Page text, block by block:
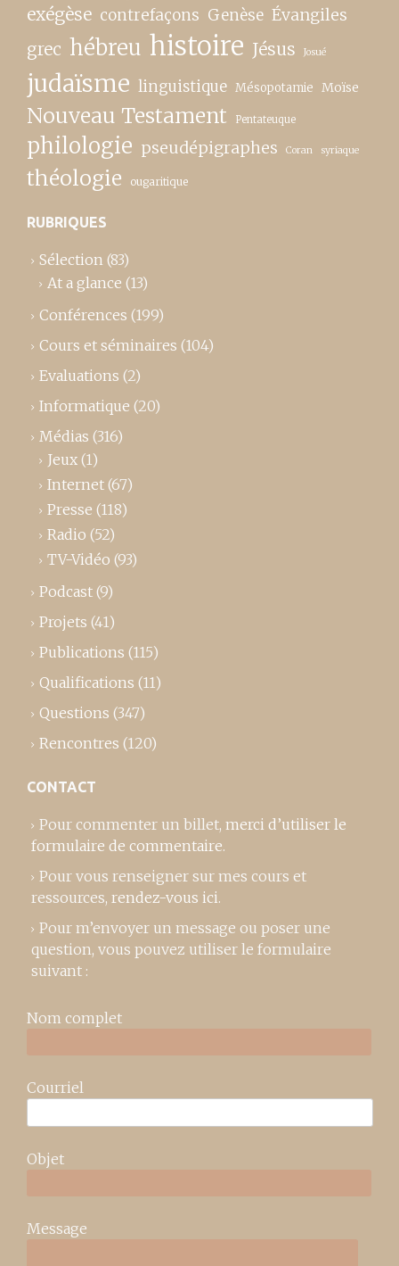
exégèse contrefaçons Genèse Évangiles
grec hébreu histoire Jésus Josué
judaïsme linguistique Mésopotamie Moïse
Nouveau Testament Pentateuque
philologie pseudépigraphes Coran syriaque
théologie ougaritique
RUBRIQUES
Sélection (83)
At a glance (13)
Conférences (199)
Cours et séminaires (104)
Evaluations (2)
Informatique (20)
Médias (316)
Jeux (1)
Internet (67)
Presse (118)
Radio (52)
TV-Vidéo (93)
Podcast (9)
Projets (41)
Publications (115)
Qualifications (11)
Questions (347)
Rencontres (120)
CONTACT
Pour commenter un billet, merci d’utiliser le
formulaire de commentaire.
Pour vous renseigner sur mes cours et
ressources, rendez-vous ici.
Pour m’envoyer un message ou poser une
question, vous pouvez utiliser le formulaire
suivant :
Nom complet
Courriel
Objet
Message